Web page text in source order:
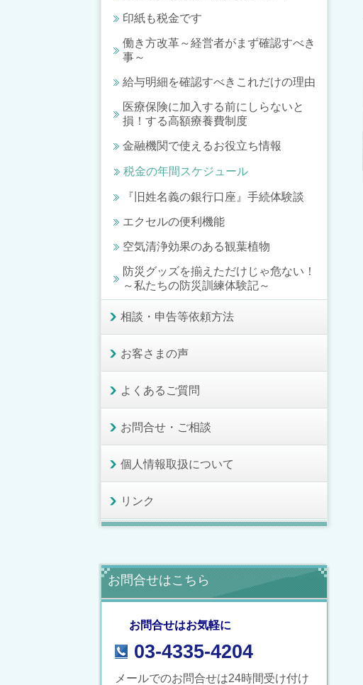
印紙も税金です
働き方改革～経営者がまず確認すべき
事～
給与明細を確認すべきこれだけの理由
医療保険に加入する前にしらないと
損！する高額療養費制度
金融機関で使えるお役立ち情報
税金の年間スケジュール
『旧姓名義の銀行口座』手続体験談
エクセルの便利機能
空気清浄効果のある観葉植物
防災グッズを揃えただけじゃ危ない！
～私たちの防災訓練体験記～
相談・申告等依頼方法
お客さまの声
よくあるご質問
お問合せ・ご相談
個人情報取扱について
リンク
お問合せはこちら
お問合せはお気軽に
03-4335-4204
メールでのお問合せは24時間受け付け